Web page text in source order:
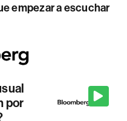
empezar a escuchar
por